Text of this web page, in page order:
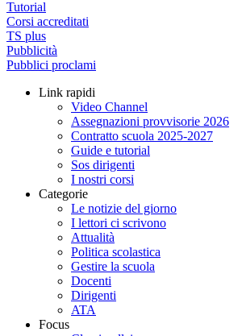
Tutorial
Corsi accreditati
TS plus
Pubblicità
Pubblici proclami
Link rapidi
Video Channel
Assegnazioni provvisorie 2026
Contratto scuola 2025-2027
Guide e tutorial
Sos dirigenti
I nostri corsi
Categorie
Le notizie del giorno
I lettori ci scrivono
Attualità
Politica scolastica
Gestire la scuola
Docenti
Dirigenti
ATA
Focus